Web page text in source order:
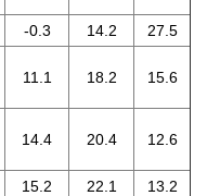
-0.3 14.2
27.5
11.1 18.2 15.6
14.4 20.4 12.6
15.2 22.1
13.2